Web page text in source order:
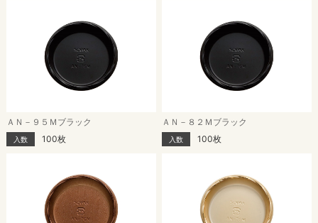
ＡＮ－９５Ｍブラック
入数 100枚
ＡＮ－８２Ｍブラック
入数 100枚